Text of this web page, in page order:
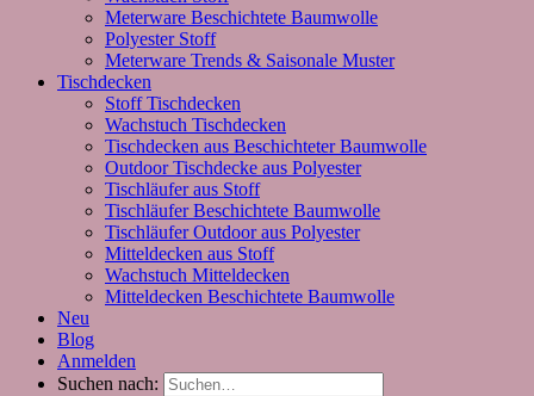
Meterware Beschichtete Baumwolle
Polyester Stoff
Meterware Trends & Saisonale Muster
Tischdecken
Stoff Tischdecken
Wachstuch Tischdecken
Tischdecken aus Beschichteter Baumwolle
Outdoor Tischdecke aus Polyester
Tischläufer aus Stoff
Tischläufer Beschichtete Baumwolle
Tischläufer Outdoor aus Polyester
Mitteldecken aus Stoff
Wachstuch Mitteldecken
Mitteldecken Beschichtete Baumwolle
Neu
Blog
Anmelden
Suchen nach: